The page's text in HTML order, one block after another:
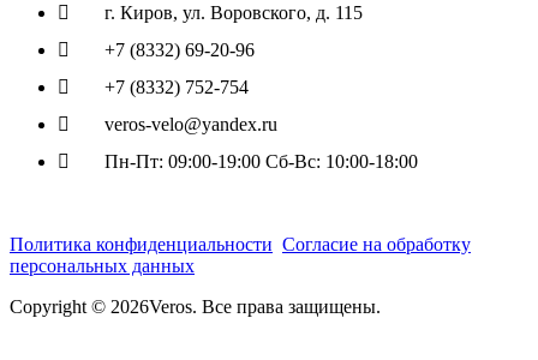
г. Киров, ул. Воровского, д. 115
+7 (8332) 69-20-96
+7 (8332) 752-754
veros-velo@yandex.ru
Пн-Пт: 09:00-19:00 Сб-Вс: 10:00-18:00
Политика конфиденциальности Согласие на обработку
персональных данных
Copyright © 2026Veros. Все права защищены.